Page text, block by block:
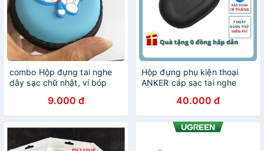
combo Hộp đựng tai nghe
dây sạc chữ nhật, ví bóp
phụ nữ hợp màu ốp lưng
điện thoại KLH
9.000 đ
Hộp đựng phụ kiện thoại
ANKER cáp sạc tai nghe
40.000 đ